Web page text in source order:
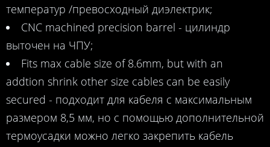
температур /превосходный диэлектрик;
CNC machined precision barrel - цилиндр
выточен на ЧПУ;
Fits max cable size of 8.6mm, but with an
addtion shrink other size cables can be easily
secured - подходит для кабеля с максимальным
размером 8,5 мм, но с помощью дополнительной
термоусадки можно легко закрепить кабель